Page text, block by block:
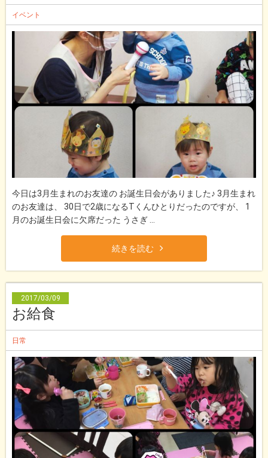
イベント
今日は3月生まれのお友達の お誕生日会がありました♪ 3月生まれ
のお友達は、 30日で2歳になるTくんひとりだったのですが、 1
月のお誕生日会に欠席だった うさぎ ...
続きを読む
2017/03/09
お給食
日常